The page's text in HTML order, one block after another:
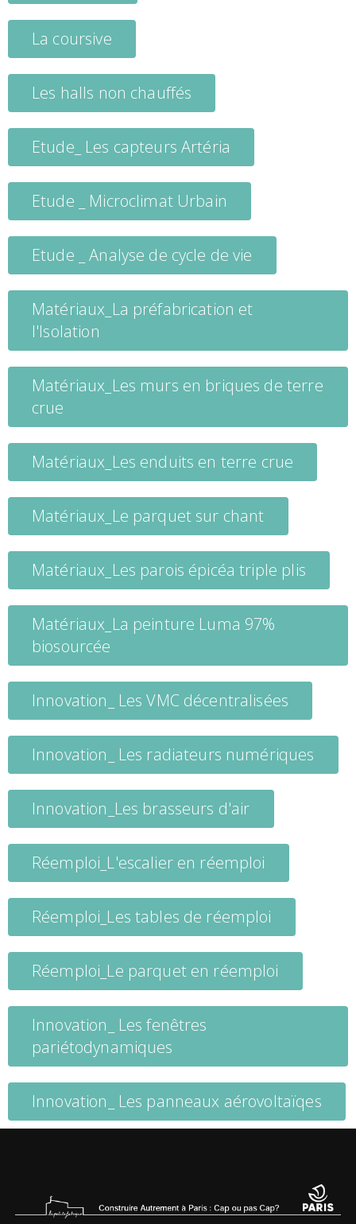
La coursive
Les halls non chauffés
Etude_ Les capteurs Artéria
Etude _ Microclimat Urbain
Etude _ Analyse de cycle de vie
Matériaux_La préfabrication et
l'Isolation
Matériaux_Les murs en briques de terre
crue
Matériaux_Les enduits en terre crue
Matériaux_Le parquet sur chant
Matériaux_Les parois épicéa triple plis
Matériaux_La peinture Luma 97%
biosourcée
Innovation_ Les VMC décentralisées
Innovation_ Les radiateurs numériques
Innovation_Les brasseurs d'air
Réemploi_L'escalier en réemploi
Réemploi_Les tables de réemploi
Réemploi_Le parquet en réemploi
Innovation_ Les fenêtres
pariétodynamiques
Innovation_ Les panneaux aérovoltaïqes